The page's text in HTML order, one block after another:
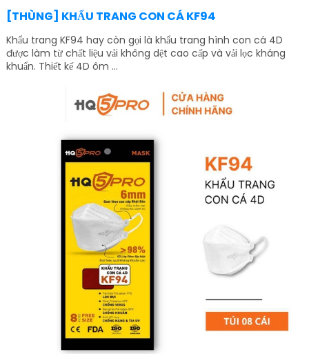
[THÙNG] KHẨU TRANG CON CÁ KF94
Khẩu trang KF94 hay còn gọi là khẩu trang hình con cá 4D
được làm từ chất liệu vải không dệt cao cấp và vải lọc kháng
khuẩn. Thiết kế 4D ôm ...